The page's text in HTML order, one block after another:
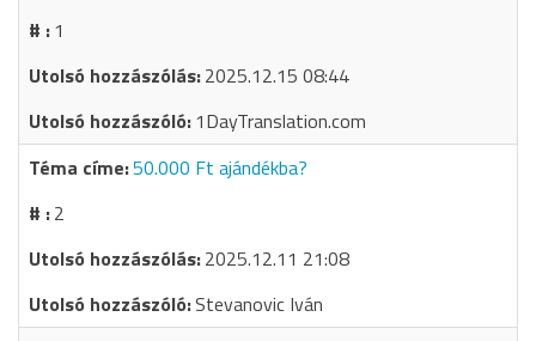
1
2025.12.15 08:44
1DayTranslation.com
50.000 Ft ajándékba?
2
2025.12.11 21:08
Stevanovic Iván